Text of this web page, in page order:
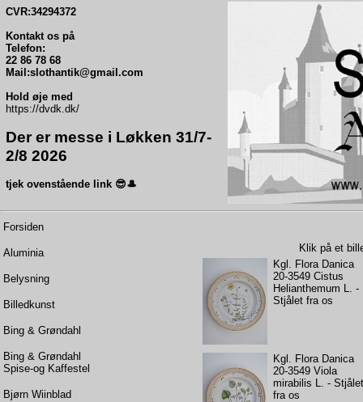
CVR:34294372
Kontakt os på
Telefon:
22 86 78 68
Mail:slothantik@gmail.com
Hold øje med
https://dvdk.dk/
Der er messe i Løkken 31/7-
2/8 2026
tjek ovenstående link 😎🎩
Forsiden
Aluminia
Belysning
Billedkunst
Bing & Grøndahl
Bing & Grøndahl
Spise-og Kaffestel
Bjørn Wiinblad
Klik på et
Kgl. Flora Danica
20-3549 Cistus
Helianthemum L. -
Stjålet fra os
Kgl. Flora Danica
20-3549 Viola
mirabilis L. -
fra os